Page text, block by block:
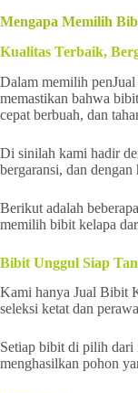
Mengapa Memilih
Kualitas Terbaik,
Dalam memilih
memastikan bahwa
cepat berbuah, dan
Di sinilah kami hadir
bergaransi, dan dengan
Berikut adalah
memilih bibit kelapa
Bibit Unggul Siap
Kami hanya Jual Bibit
seleksi ketat dan
Setiap bibit di pilih dari
menghasilkan pohon